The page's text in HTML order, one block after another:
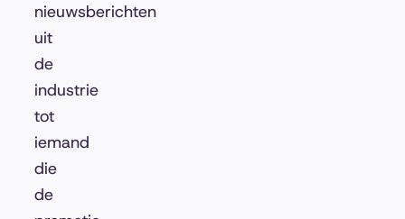
nieuwsberichten
uit
de
industrie
tot
iemand
die
de